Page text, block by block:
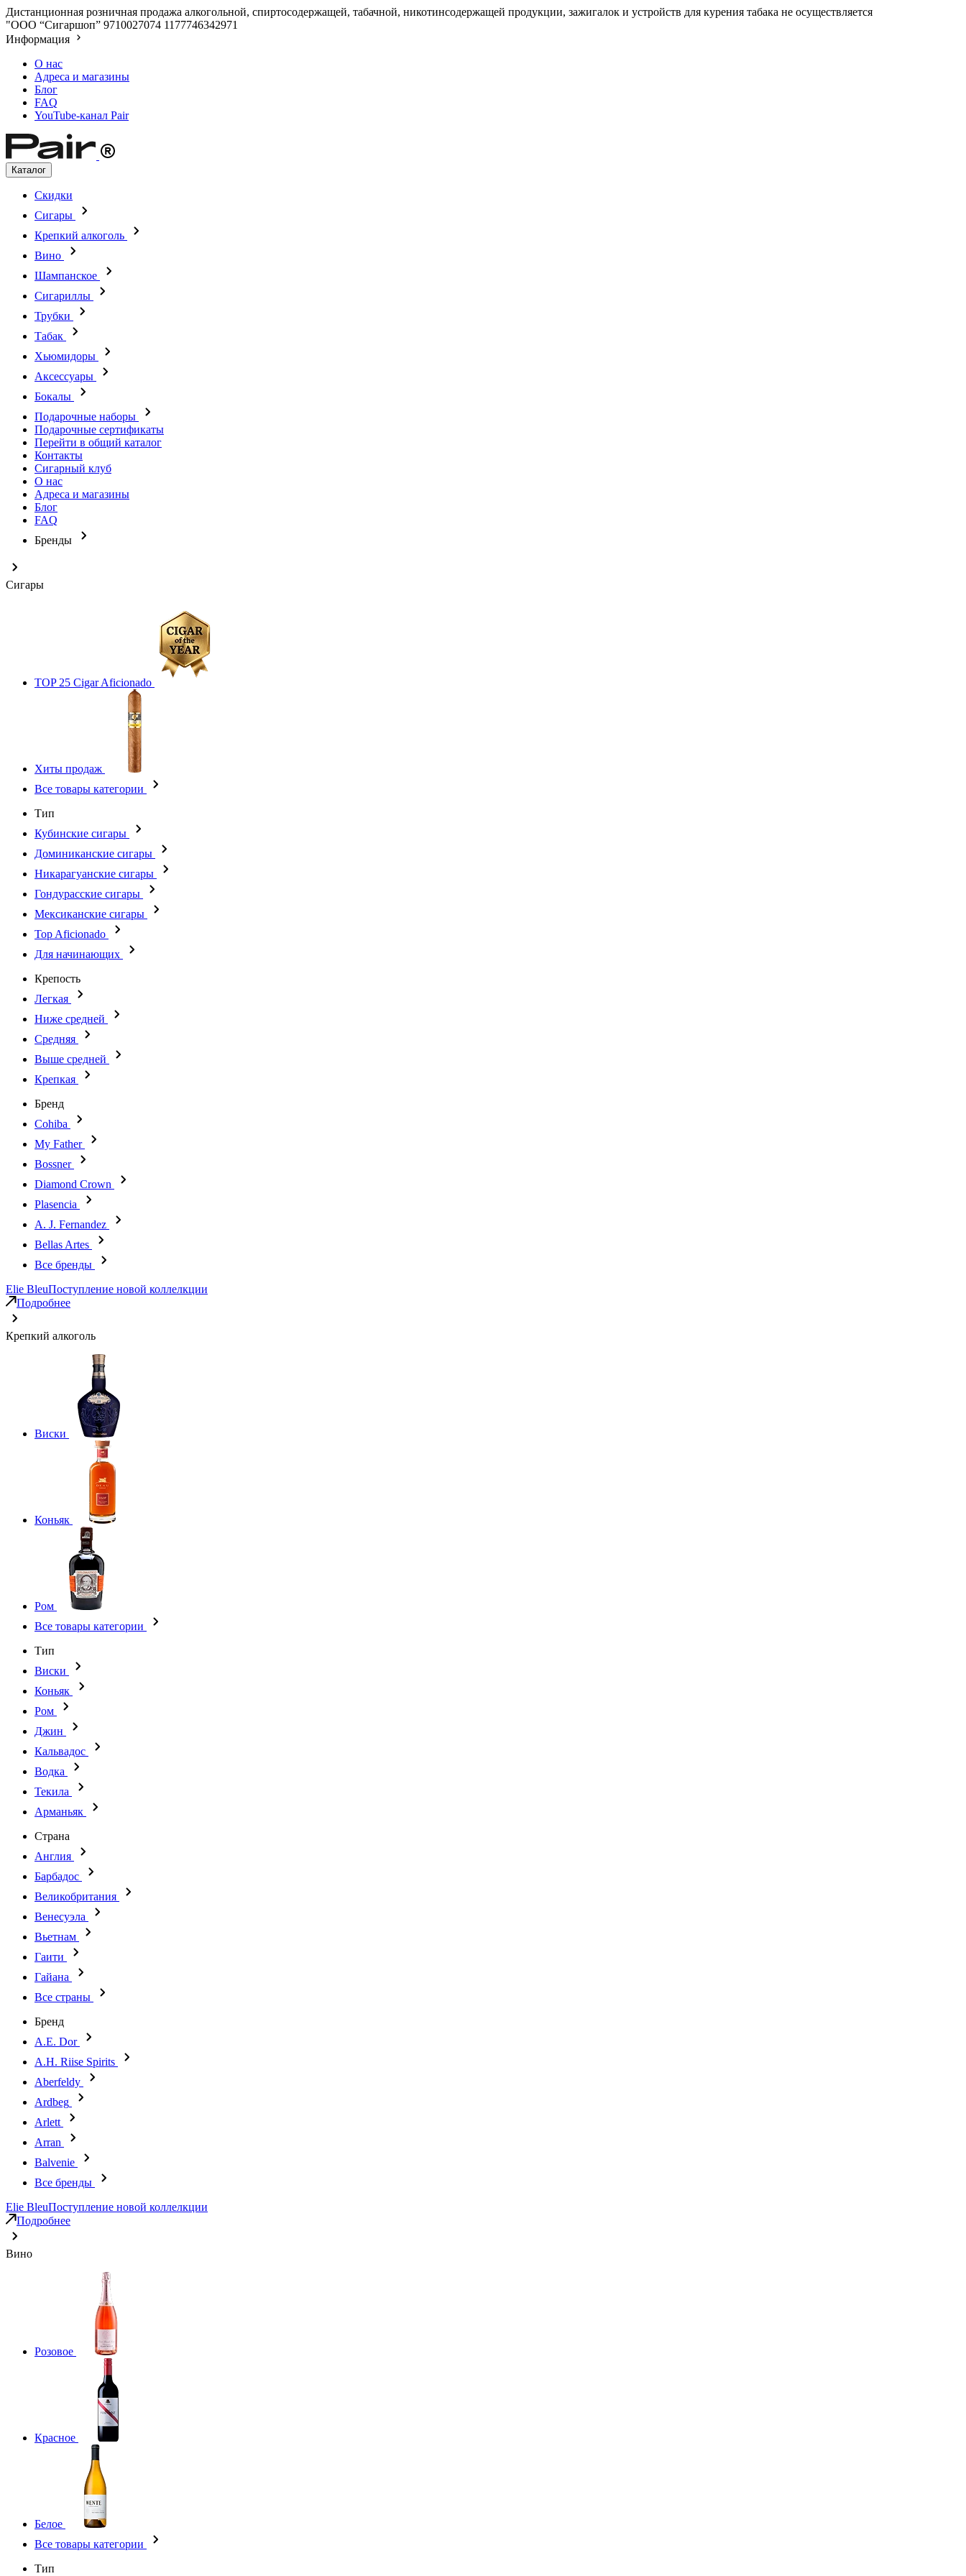
Дистанционная розничная продажа алкогольной, спиртосодержащей, табачной, никотинсодержащей продукции, зажигалок и устройств для курения табака не осуществляется
"ООО “Сигаршоп” 9710027074 1177746342971
Информация
О нас
Адреса и магазины
Блог
FAQ
YouTube-канал Pair
Каталог
Скидки
Сигары
Крепкий алкоголь
Вино
Шампанское
Сигариллы
Трубки
Табак
Хьюмидоры
Аксессуары
Бокалы
Подарочные наборы
Подарочные сертификаты
Перейти в общий каталог
Контакты
Сигарный клуб
О нас
Адреса и магазины
Блог
FAQ
Бренды
Сигары
TOP 25 Cigar Aficionado
Хиты продаж
Все товары категории
Тип
Кубинские сигары
Доминиканские сигары
Никарагуанские сигары
Гондурасские сигары
Мексиканские сигары
Top Aficionado
Для начинающих
Крепость
Легкая
Ниже средней
Средняя
Выше средней
Крепкая
Бренд
Cohiba
My Father
Bossner
Diamond Crown
Plasencia
A. J. Fernandez
Bellas Artes
Все бренды
Elie BleuПоступление новой коллелкции
Подробнее
Крепкий алкоголь
Виски
Коньяк
Ром
Все товары категории
Тип
Виски
Коньяк
Ром
Джин
Кальвадос
Водка
Текила
Арманьяк
Страна
Англия
Барбадос
Великобритания
Венесуэла
Вьетнам
Гаити
Гайана
Все страны
Бренд
A.E. Dor
A.H. Riise Spirits
Aberfeldy
Ardbeg
Arlett
Arran
Balvenie
Все бренды
Elie BleuПоступление новой коллелкции
Подробнее
Вино
Розовое
Красное
Белое
Все товары категории
Тип